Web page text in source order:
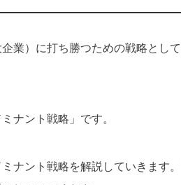
業）に打ち勝つための戦略とし
ナント戦略」です。
ナント戦略を解説していきます